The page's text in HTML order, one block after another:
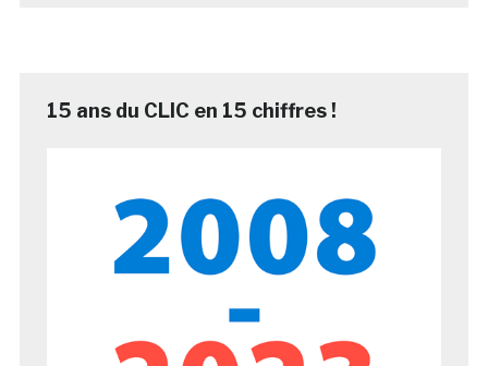
15 ans du CLIC en 15 chiffres !